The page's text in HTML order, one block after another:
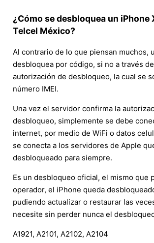
¿Cómo se desbloquea un iPhone
Telcel México?
Al contrario de lo que piensan muchos,
desbloquea por código, si no a través
autorización de desbloqueo, la cual se
número IMEI.
Una vez el servidor confirma la
desbloqueo, simplemente se debe
internet, por medio de WiFi o datos
se conecta a los servidores de Apple
desbloqueado para siempre.
Es un desbloqueo oficial, el mismo que
operador, el iPhone queda
pudiendo actualizar o restaurar las
necesite sin perder nunca el
A1921, A2101, A2102, A2104